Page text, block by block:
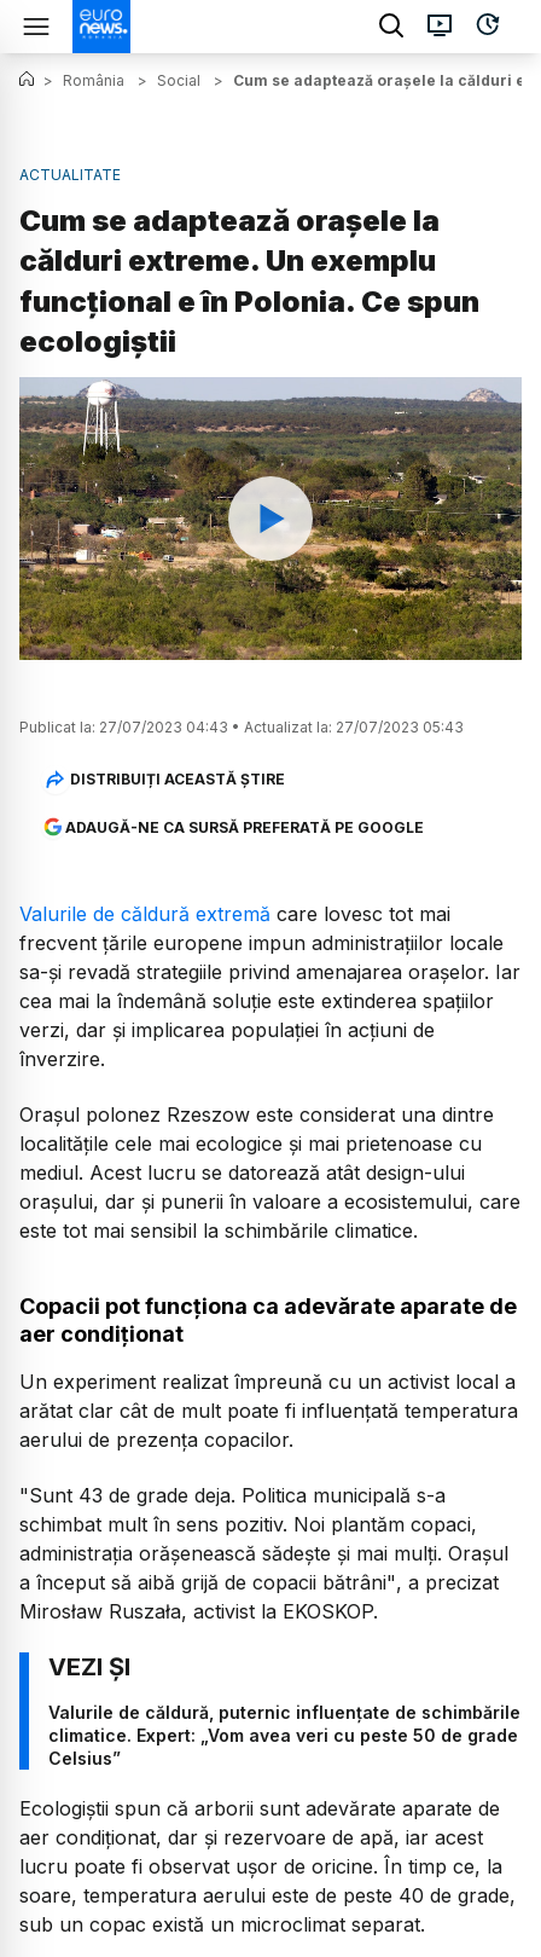
> România > Social > Cum se adaptează orașele la călduri
ACTUALITATE
Cum se adaptează orașele la
călduri extreme. Un exemplu
funcțional e în Polonia. Ce spun
ecologiștii
Watch
Publicat la: 27/07/2023 04:43 • Actualizat la: 27/07/2023 05:43
DISTRIBUIȚI ACEASTĂ ȘTIRE
ADAUGĂ-NE CA SURSĂ PREFERATĂ PE GOOGLE
Valurile de căldură extremă care lovesc tot mai
frecvent țările europene impun administrațiilor locale
sa-și revadă strategiile privind amenajarea orașelor. Iar
cea mai la îndemână soluție este extinderea spațiilor
verzi, dar și implicarea populației în acțiuni de
înverzire.
Orașul polonez Rzeszow este considerat una dintre
localitățile cele mai ecologice și mai prietenoase cu
mediul. Acest lucru se datorează atât design-ului
orașului, dar și punerii în valoare a ecosistemului, care
este tot mai sensibil la schimbările climatice.
Copacii pot funcționa ca adevărate aparate de
aer condiționat
Un experiment realizat împreună cu un activist local a
arătat clar cât de mult poate fi influențată temperatura
aerului de prezența copacilor.
"Sunt 43 de grade deja. Politica municipală s-a
schimbat mult în sens pozitiv. Noi plantăm copaci,
administrația orășenească sădește și mai mulți. Orașul
a început să aibă grijă de copacii bătrâni", a precizat
Mirosław Ruszała, activist la EKOSKOP.
Valurile de căldură, puternic influențate de schimbările
climatice. Expert: „Vom avea veri cu peste 50 de grade
Celsius”
Ecologiștii spun că arborii sunt adevărate aparate de
aer condiționat, dar și rezervoare de apă, iar acest
lucru poate fi observat ușor de oricine. În timp ce, la
soare, temperatura aerului este de peste 40 de grade,
sub un copac există un microclimat separat.